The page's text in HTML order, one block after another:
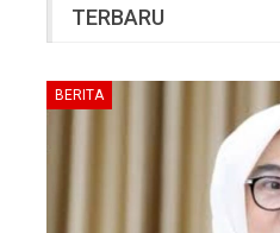
TERBARU
BERITA